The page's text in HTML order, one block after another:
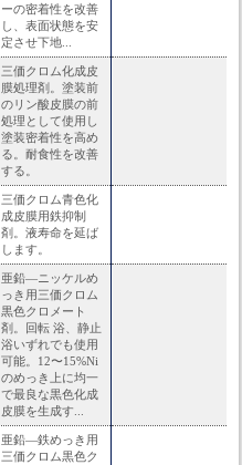
ーの密着性を改善
し、表面状態を安
定させ下地...
三価クロム化成皮
膜処理剤。塗装前
のリン酸皮膜の前
処理として使用し
塗装密着性を高め
る。耐食性を改善
する。
三価クロム青色化
成皮膜用鉄抑制
剤。液寿命を延ば
します。
亜鉛―ニッケルめ
っき用三価クロム
黒色クロメート
剤。回転 浴、静止
浴いずれでも使用
可能。12〜15%Ni
のめっき上に均一
で最良な黒色化成
皮膜を生成す...
亜鉛―鉄めっき用
三価クロム黒色ク